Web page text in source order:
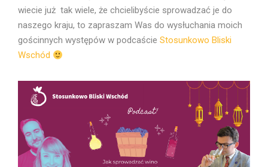
wiecie już tak wiele, że chcielibyście sprowadzać je do
naszego kraju, to zapraszam Was do wysłuchania moich
gościnnych występów w podcaście Stosunkowo Bliski
Wschód